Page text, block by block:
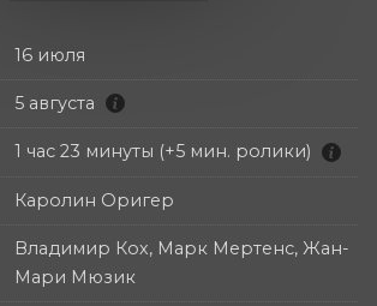
16 июля
5 августа
1 час 23 минуты (+5 мин. ролики)
Каролин Оригер
Владимир Кох, Марк Мертенс, Жан-
Мари Мюзик